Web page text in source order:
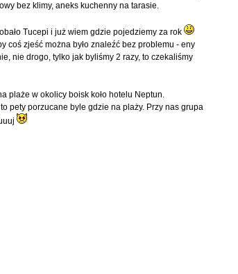
bez klimy, aneks kuchenny na tarasie.
Tucepi i już wiem gdzie pojedziemy za rok
coś zjeść można było znaleźć bez problemu - eny
nie drogo, tylko jak byliśmy 2 razy, to czekaliśmy
plaże w okolicy boisk koło hotelu Neptun.
pety porzucane byle gdzie na plaży. Przy nas grupa